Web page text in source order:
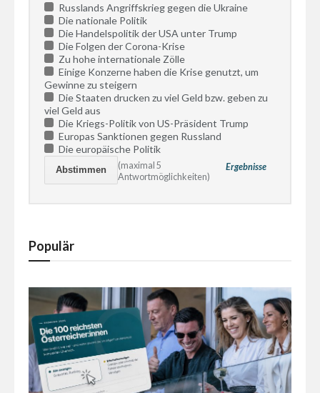
Russlands Angriffskrieg gegen die Ukraine
Die nationale Politik
Die Handelspolitik der USA unter Trump
Die Folgen der Corona-Krise
Zu hohe internationale Zölle
Einige Konzerne haben die Krise genutzt, um
Gewinne zu steigern
Die Staaten drucken zu viel Geld bzw. geben zu
viel Geld aus
Die Kriegs-Politik von US-Präsident Trump
Europas Sanktionen gegen Russland
Die europäische Politik
Ergebnisse
(maximal 5
Antwortmöglichkeiten)
Populär